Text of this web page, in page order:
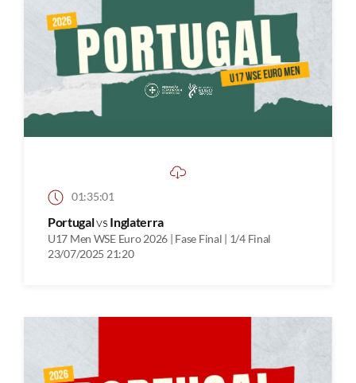
01:35:01
Portugalvs Inglaterra
U17 Men WSE Euro 2026 | Fase Final | 1/4 Final
23/07/2025 21:20